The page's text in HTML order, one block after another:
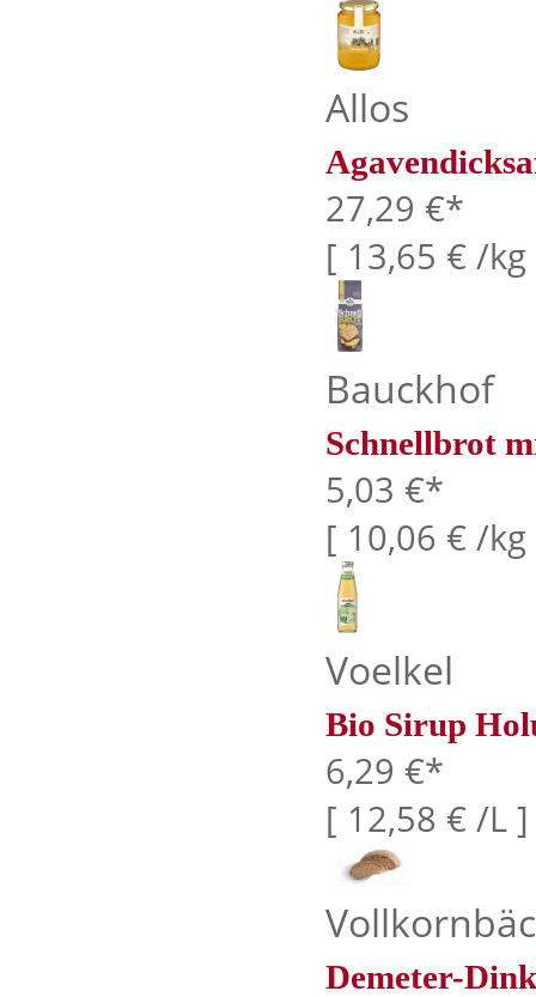
Allos
27,29 €*
[ 13,65 € /
Bauckhof
Schnellbrot
5,03 €*
[ 10,06 € /
Voelkel
Bio Sirup
6,29 €*
[ 12,58 € /L ]
Demeter-